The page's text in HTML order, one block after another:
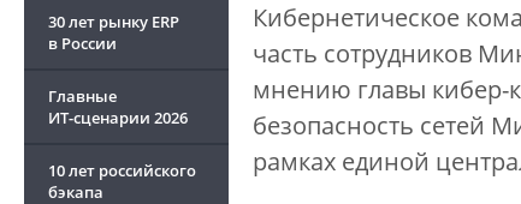
30 лет рынку ERP
в России
Главные
ИТ-сценарии 2026
10 лет российского
бэкапа
Кибернетическое
часть сотрудников
мнению главы кибер-
безопасность сетей
рамках единой